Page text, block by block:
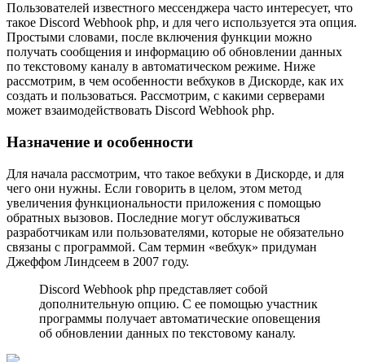
Пользователей известного мессенджера часто интересует, что
такое Discord Webhook php, и для чего используется эта опция.
Простыми словами, после включения функции можно
получать сообщения и информацию об обновлении данных
по текстовому каналу в автоматическом режиме. Ниже
рассмотрим, в чем особенности вебхуков в Дискорде, как их
создать и пользоваться. Рассмотрим, с какими серверами
может взаимодействовать Discord Webhook php.
Назначение и особенности
Для начала рассмотрим, что такое вебхуки в Дискорде, и для
чего они нужны. Если говорить в целом, этом метод
увеличения функциональности приложения с помощью
обратных вызовов. Последние могут обслуживаться
разработчикам или пользователями, которые не обязательно
связаны с программой. Сам термин «вебхук» придуман
Джеффом Линдсеем в 2007 году.
Discord Webhook php представляет собой
дополнительную опцию. С ее помощью участник
программы получает автоматические оповещения
об обновлении данных по текстовому каналу.